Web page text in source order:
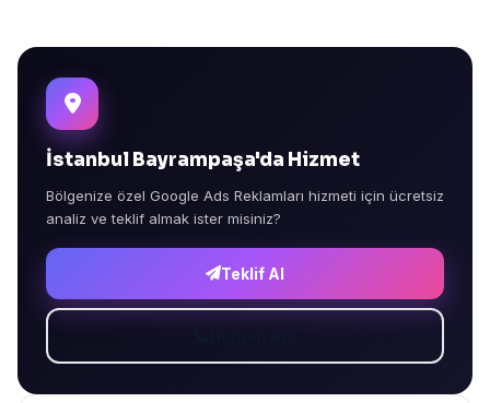
İstanbul Bayrampaşa'da Hizmet
Bölgenize özel Google Ads Reklamları hizmeti için ücretsiz
analiz ve teklif almak ister misiniz?
Teklif Al